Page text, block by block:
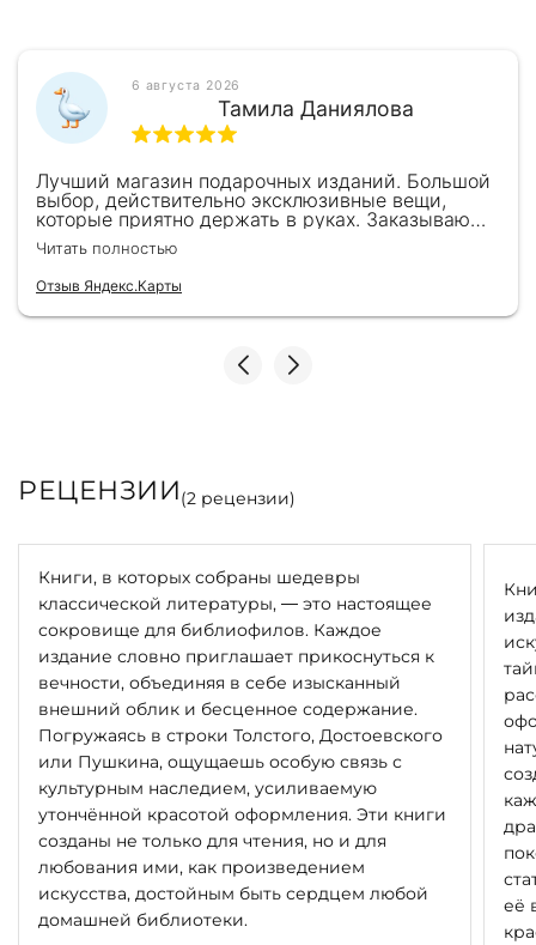
6 августа 2026
Тамила Даниялова
Лучший магазин подарочных изданий. Большой
выбор, действительно эксклюзивные вещи,
которые приятно держать в руках. Заказываю
здесь уже второй раз для бизнес-партнеров,
всегда всё безупречно — от общения с
консультантами до качества самих книг.
Однозначно рекомендую
Читать полностью
Отзыв Яндекс.Карты
РЕЦЕНЗИИ(2 рецензии)
Книги, в которых собраны шедевры
классической литературы, — это настоящее
сокровище для библиофилов. Каждое
издание словно приглашает прикоснуться к
вечности, объединяя в себе изысканный
внешний облик и бесценное содержание.
Погружаясь в строки Толстого, Достоевского
или Пушкина, ощущаешь особую связь с
культурным наследием, усиливаемую
утончённой красотой оформления. Эти книги
созданы не только для чтения, но и для
любования ими, как произведением
искусства, достойным быть сердцем любой
домашней библиотеки.
её